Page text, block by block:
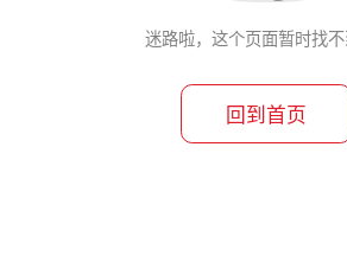
迷路啦，这个页面暂时找
回到首页